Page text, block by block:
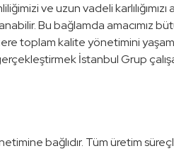
ve uzun vadeli
Bu bağlamda amacımız
toplam kalite yönetimini
İstanbul Grup
bağlıdır. Tüm üretim